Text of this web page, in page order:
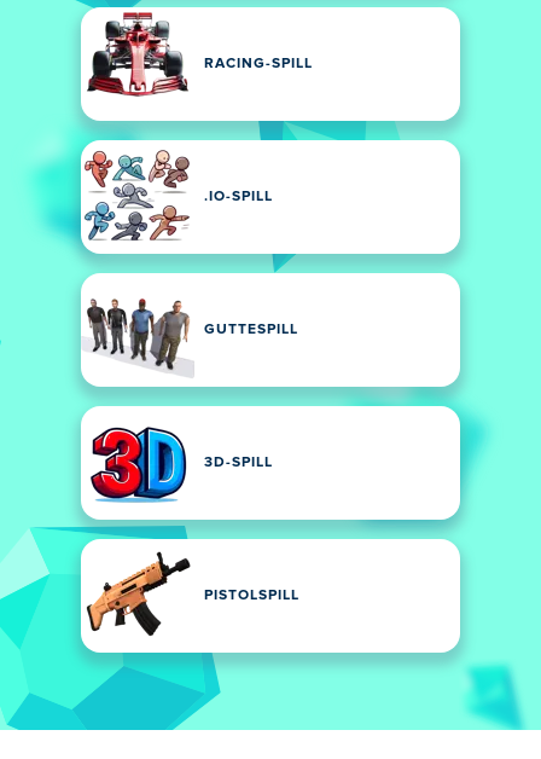
RACING-SPILL
.IO-SPILL
GUTTESPILL
3D-SPILL
PISTOLSPILL